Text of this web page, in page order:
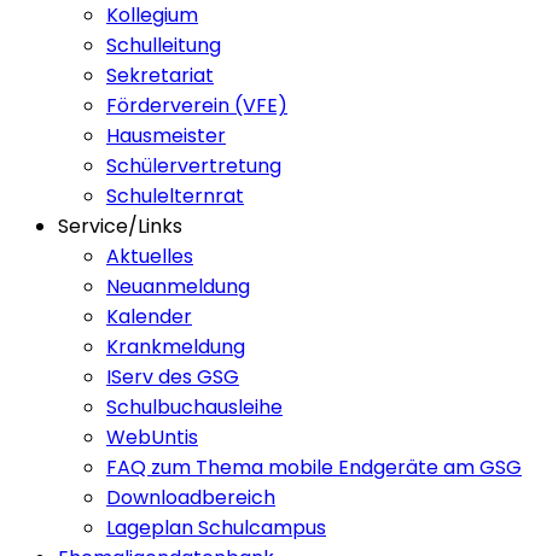
Kollegium
Schulleitung
Sekretariat
Förderverein (VFE)
Hausmeister
Schülervertretung
Schulelternrat
Service/Links
Aktuelles
Neuanmeldung
Kalender
Krankmeldung
IServ des GSG
Schulbuchausleihe
WebUntis
FAQ zum Thema mobile Endgeräte am GSG
Downloadbereich
Lageplan Schulcampus